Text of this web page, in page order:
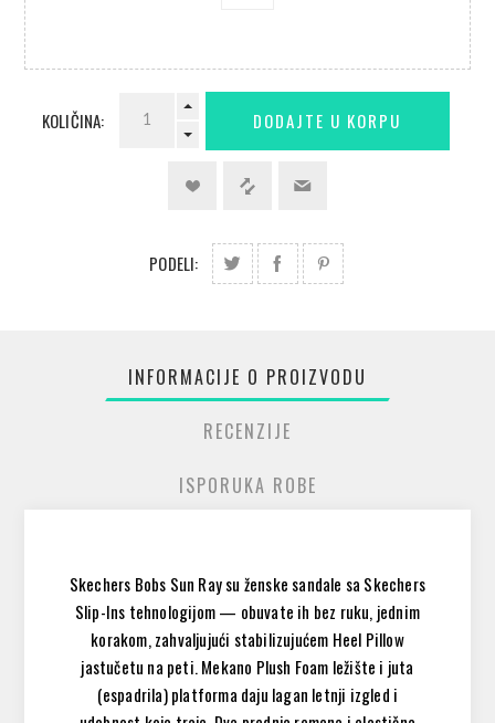
KOLIČINA:
PODELI:
INFORMACIJE O PROIZVODU
RECENZIJE
ISPORUKA ROBE
Skechers Bobs Sun Ray su ženske sandale sa Skechers
Slip-Ins tehnologijom — obuvate ih bez ruku, jednim
korakom, zahvaljujući stabilizujućem Heel Pillow
jastučetu na peti. Mekano Plush Foam ležište i juta
(espadrila) platforma daju lagan letnji izgled i